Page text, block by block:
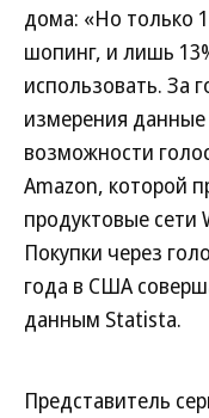
дома: «Но только
шопинг, и лишь
использовать. За
измерения
возможности
Amazon, которой
продуктовые сети
Покупки через
года в США
данным Statista.
Представитель